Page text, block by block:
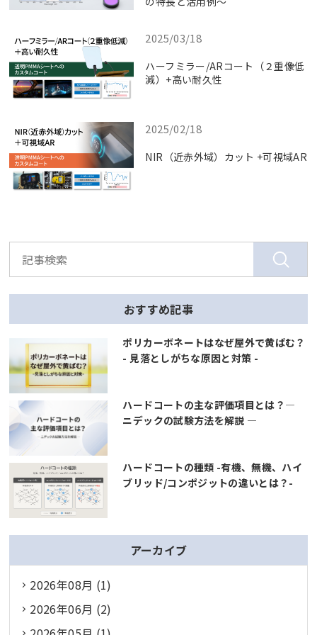
2025/03/18
ハーフミラー/ARコート（２重像低
減）+高い耐久性
2025/02/18
NIR（近赤外域）カット +可視域AR
おすすめ記事
ポリカーボネートはなぜ屋外で黄ばむ？
- 見落としがちな原因と対策 -
ハードコートの主な評価項目とは？―
ニデックの試験方法を解説 ―
ハードコートの種類 -有機、無機、ハイ
ブリッド/コンポジットの違いとは？-
アーカイブ
2026年08月 (1)
2026年06月 (2)